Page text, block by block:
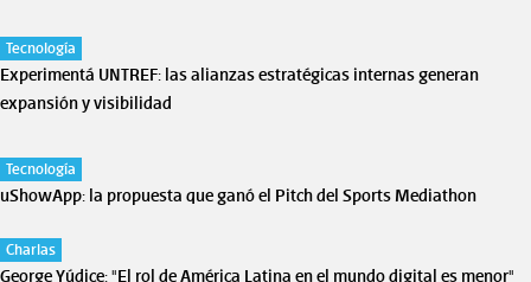
Tecnología
Experimentá UNTREF: las alianzas estratégicas internas generan
expansión y visibilidad
Tecnología
uShowApp: la propuesta que ganó el Pitch del Sports Mediathon
Charlas
George Yúdice: "El rol de América Latina en el mundo digital es menor"